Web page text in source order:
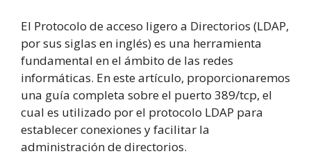
El Protocolo de acceso ligero a Directorios (LDAP,
por sus siglas en inglés) es una herramienta
fundamental en el ámbito de las redes
informáticas. En este artículo, proporcionaremos
una guía completa sobre el puerto 389/tcp, el
cual es utilizado por el protocolo LDAP para
establecer conexiones y facilitar la
administración de directorios.